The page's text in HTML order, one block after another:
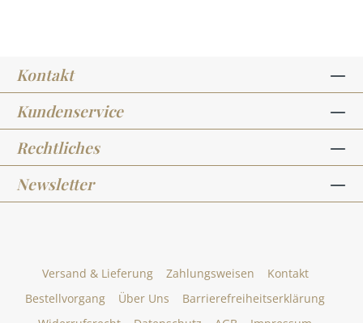
Kontakt
Kundenservice
Rechtliches
Newsletter
Versand & Lieferung Zahlungsweisen
Kontakt
Bestellvorgang
Über Uns
Barrierefreiheitserklärung